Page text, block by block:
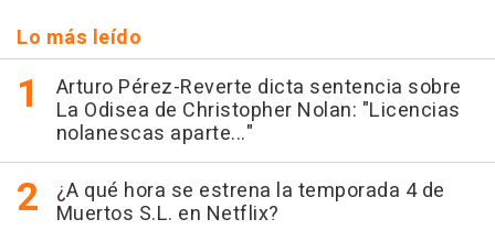
Lo más leído
Arturo Pérez-Reverte dicta sentencia sobre
La Odisea de Christopher Nolan: "Licencias
nolanescas aparte..."
¿A qué hora se estrena la temporada 4 de
Muertos S.L. en Netflix?